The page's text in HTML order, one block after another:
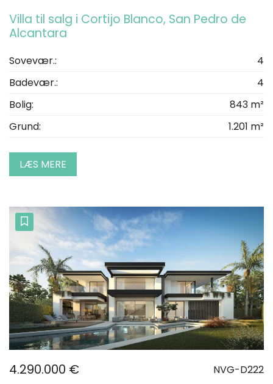
Villa til salg i Cortijo Blanco, San Pedro de
Alcantara
Sovevær.:
4
Badevær.:
4
Bolig:
843 m²
Grund:
1.201 m²
LÆS MERE
4.290.000 € NVG-D222